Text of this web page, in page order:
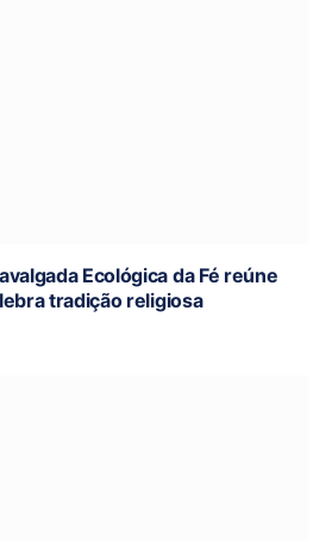
Ecológica da Fé reúne
tradição religiosa